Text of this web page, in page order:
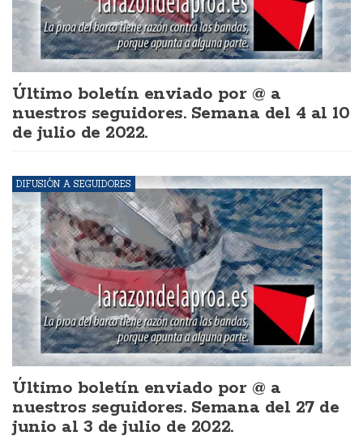
Último boletín enviado por @ a
nuestros seguidores. Semana del 4 al 10
de julio de 2022.
DIFUSIÓN A SEGUIDORES
Último boletín enviado por @ a
nuestros seguidores. Semana del 27 de
junio al 3 de julio de 2022.